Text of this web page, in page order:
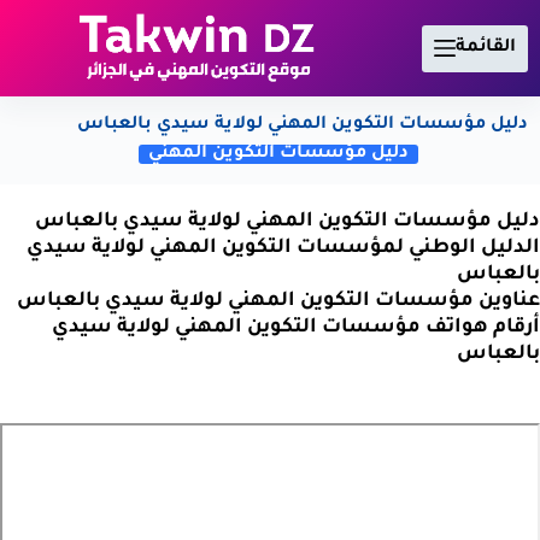
إلى
المحتوى
القائمة
دليل مؤسسات التكوين المهني لولاية سيدي بالعباس
دليل مؤسسات التكوين المهني
دليل مؤسسات التكوين المهني لولاية سيدي بالعباس
الدليل الوطني لمؤسسات التكوين المهني لولاية سيدي
بالعباس
عناوين مؤسسات التكوين المهني لولاية سيدي بالعباس
أرقام هواتف مؤسسات التكوين المهني لولاية سيدي
بالعباس